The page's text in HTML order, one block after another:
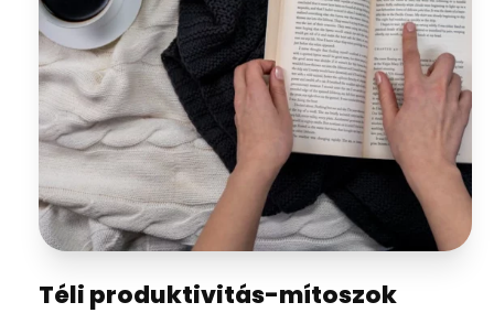
Téli produktivitás-mítoszok